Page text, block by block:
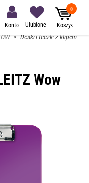
Konto Ulubione
0
Koszyk
> Deski i teczki z klipem
Wow